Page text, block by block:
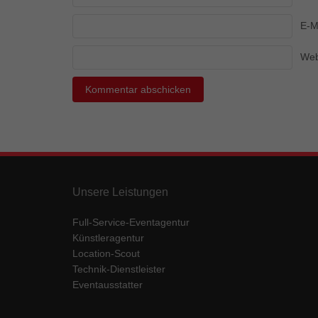
E-
Unsere Leistungen
Full-Service-Eventagentur
Künstleragentur
Location-Scout
Technik-Dienstleister
Eventausstatter